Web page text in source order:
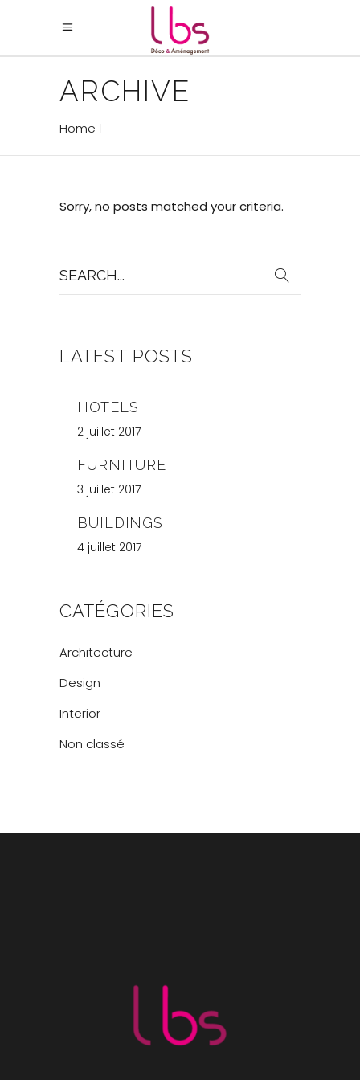
ARCHIVE
Home
Sorry, no posts matched your criteria.
for:
LATEST POSTS
HOTELS
2 juillet 2017
FURNITURE
3 juillet 2017
BUILDINGS
4 juillet 2017
CATÉGORIES
Architecture
Design
Interior
Non classé